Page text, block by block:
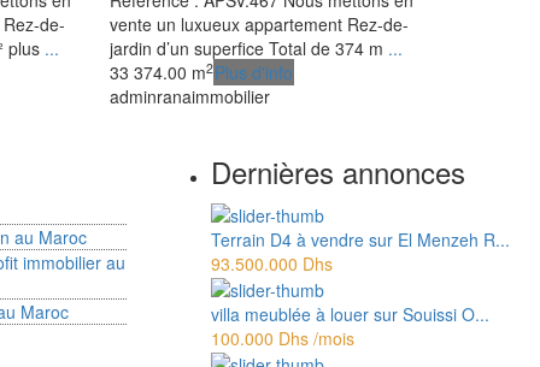
de-
plus ...
vente un luxueux appartement Rez-de-
jardin d’un superfice Total de 374 m ...
33 374.00 m2Plus d'info
adminranaimmobilier
au Maroc
immobilier au
Maroc
Dernières annonces
Terrain D4 à vendre sur El Menzeh R...
93.500.000 Dhs
villa meublée à louer sur Souissi O...
100.000 Dhs /mois